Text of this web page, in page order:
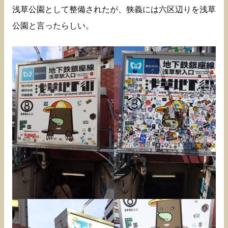
浅草公園として整備されたが、狭義には六区辺りを浅草
公園と言ったらしい。